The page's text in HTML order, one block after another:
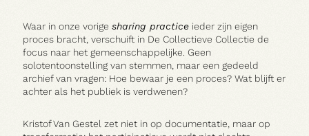
Waar in onze vorige sharing practiceieder zijn eigen
proces bracht, verschuift in De Collectieve Collectie de
focus naar het gemeenschappelijke. Geen
solotentoonstelling van stemmen, maar een gedeeld
archief van vragen: Hoe bewaar je een proces? Wat blijft er
achter als het publiek is verdwenen?
Kristof Van Gestel zet niet in op documentatie, maar op